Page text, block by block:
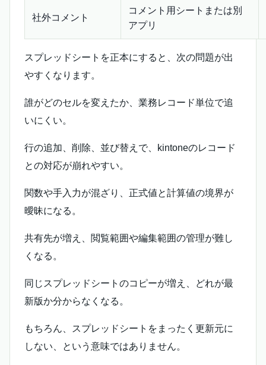
社外コメント
コメント用シートまたは別
アプリ
スプレッドシートを正本にすると、次の問題が出
やすくなります。
誰がどのセルを変えたか、業務レコード単位で追
いにくい。
行の追加、削除、並び替えで、kintoneのレコード
との対応が崩れやすい。
関数や手入力が混ざり、正式値と計算値の境界が
曖昧になる。
共有先が増え、閲覧範囲や編集範囲の管理が難し
くなる。
同じスプレッドシートのコピーが増え、どれが最
新版か分からなくなる。
もちろん、スプレッドシートをまったく更新元に
しない、という意味ではありません。